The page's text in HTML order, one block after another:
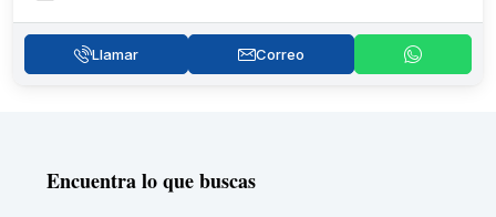
Llamar Correo
Encuentra lo que buscas